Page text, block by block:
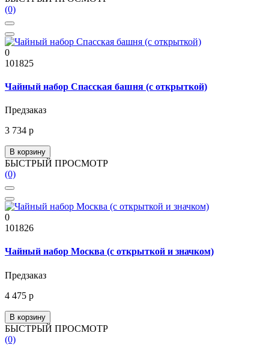
(0)
0
101825
Чайный набор Спасская башня (с открыткой)
Предзаказ
3 734 р
В корзину
БЫСТРЫЙ ПРОСМОТР
(0)
0
101826
Чайный набор Москва (с открыткой и значком)
Предзаказ
4 475 р
В корзину
БЫСТРЫЙ ПРОСМОТР
(0)